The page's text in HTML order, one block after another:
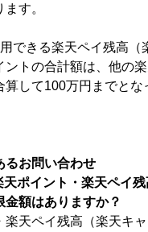
す。
できる楽天ペイ残高（
ントの合計額は、他の
算して100万円までとな
るお問い合わせ
ポイント・楽天ペイ
金額はありますか？
楽天ペイ残高（楽天キ